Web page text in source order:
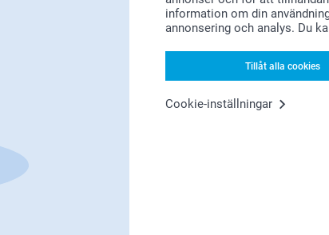
information om din
annonsering och analys. Du
Tillåt alla cookies
Cookie-inställningar
Bonus på alla dina köp